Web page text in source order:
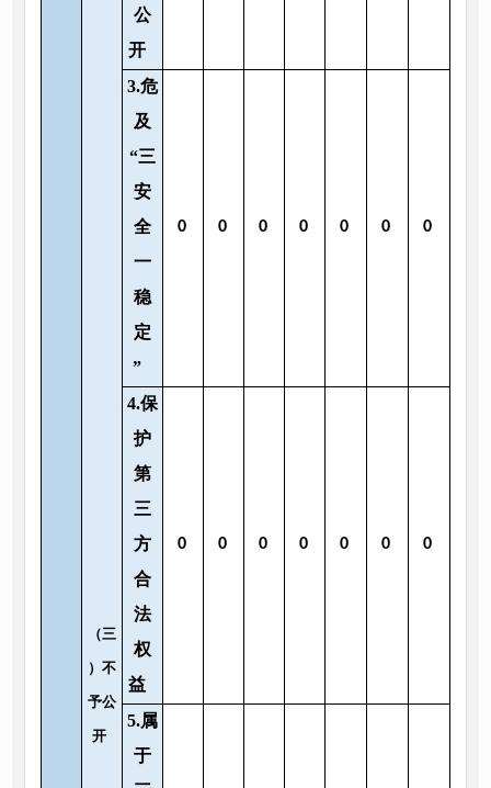
（三
）不
予公
开
公
开
3.危
及
“三
安
全
一
稳
定
”
0 0 0 0 0 0 0
4.保
护
第
三
方
合
法
权
益
0 0 0 0 0 0 0
5.属
于